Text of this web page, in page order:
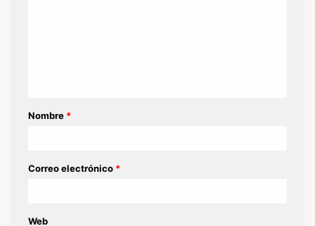
r
Nombre *
Correo electrónico *
Web